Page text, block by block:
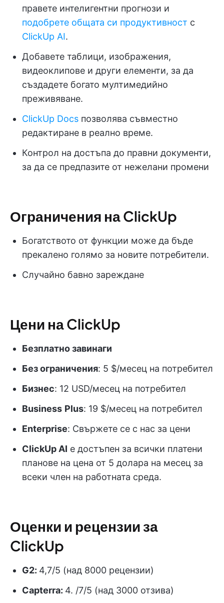
правете интелигентни прогнози и
подобрете общата си продуктивност с
ClickUp AI.
Добавете таблици, изображения,
видеоклипове и други елементи, за да
създадете богато мултимедийно
преживяване.
ClickUp Docs позволява съвместно
редактиране в реално време.
Контрол на достъпа до правни документи,
за да се предпазите от нежелани промени
Ограничения на ClickUp
Богатството от функции може да бъде
прекалено голямо за новите потребители.
Случайно бавно зареждане
Цени на ClickUp
Безплатно завинаги
Без ограничения: 5 $/месец на потребител
Бизнес: 12 USD/месец на потребител
Business Plus: 19 $/месец на потребител
Enterprise: Свържете се с нас за цени
ClickUp AI е достъпен за всички платени
планове на цена от 5 долара на месец за
всеки член на работната среда.
Оценки и рецензии за
ClickUp
G2: 4,7/5 (над 8000 рецензии)
Capterra: 4. /7/5 (над 3000 отзива)